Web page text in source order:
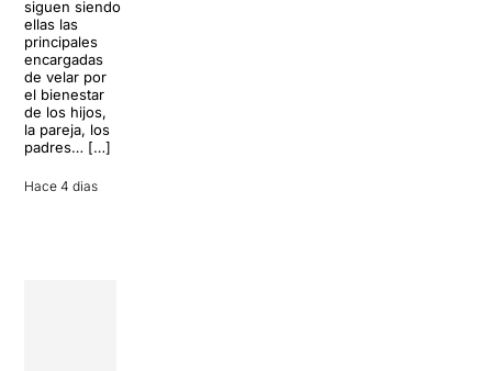
siguen siendo
ellas las
principales
encargadas
de velar por
el bienestar
de los hijos,
la pareja, los
padres… […]
Hace 4 dias